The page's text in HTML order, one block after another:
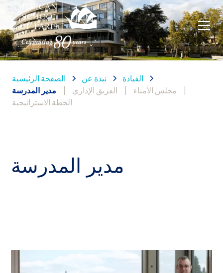
الصفحة الرئيسية نبذة عن
القيادة
مدير المدرسة
الفريق الإداري مجلس الأمناء
الخطة الاستراتيجية
مدير المدرسة